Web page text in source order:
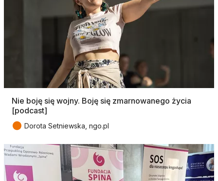
Nie boję się wojny. Boję się zmarnowanego życia
[podcast]
● Dorota Setniewska, ngo.pl